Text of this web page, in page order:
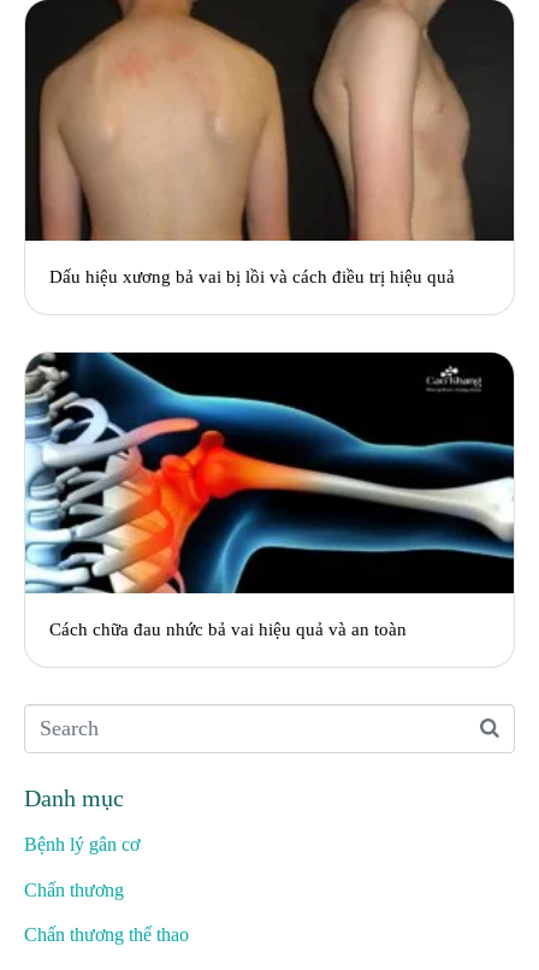
Dấu hiệu xương bả vai bị lồi và cách điều trị hiệu quả
Cách chữa đau nhức bả vai hiệu quả và an toàn
Danh mục
Bệnh lý gân cơ
Chấn thương
Chấn thương thể thao